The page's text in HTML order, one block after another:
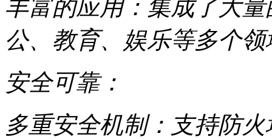
丰富的应用：集成了大
公、教育、娱乐等多个
安全可靠：
多重安全机制：支持防